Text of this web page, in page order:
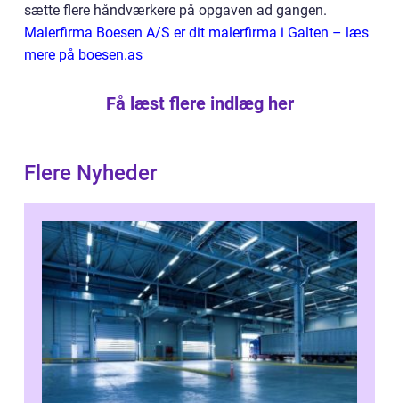
sætte flere håndværkere på opgaven ad gangen.
Malerfirma Boesen A/S er dit malerfirma i Galten – læs
mere på boesen.as
Få læst flere indlæg her
Flere Nyheder